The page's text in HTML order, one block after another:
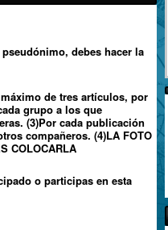
debes hacer la
de tres artículos, por
grupo a los que
(3)Por cada publicación
compañeros. (4)LA FOTO
COLOCARLA
o participas en esta